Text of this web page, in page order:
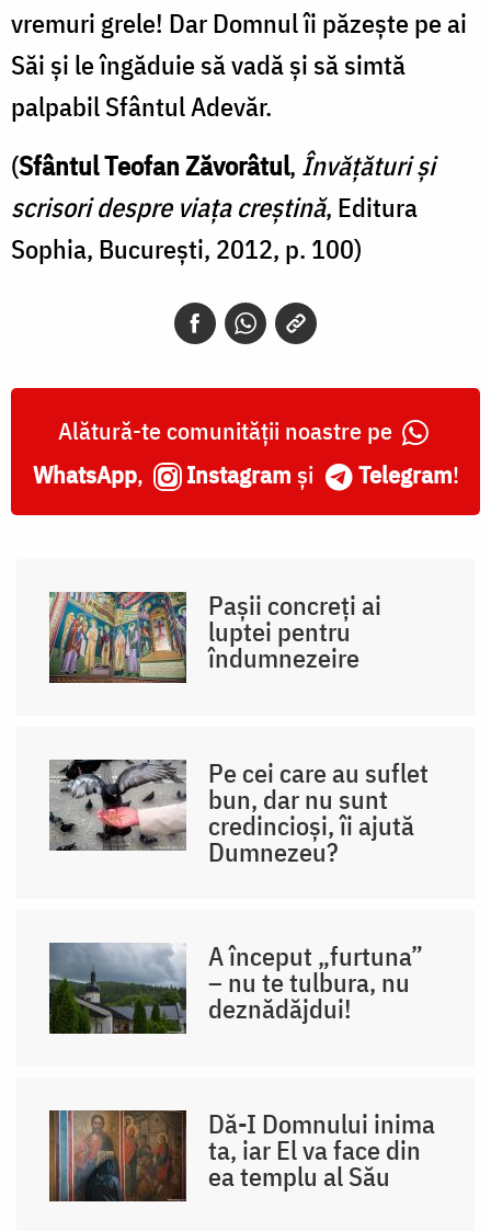
vremuri grele! Dar Domnul îi păzeşte pe ai
Săi şi le îngăduie să vadă şi să simtă
palpabil Sfântul Adevăr.
(Sfântul Teofan Zăvorâtul, Învățături și
scrisori despre viața creștină, Editura
Sophia, București, 2012, p. 100)
Alătură-te comunității noastre pe
WhatsApp, Instagram și Telegram!
Pașii concreți ai
luptei pentru
îndumnezeire
Pe cei care au suflet
bun, dar nu sunt
credincioși, îi ajută
Dumnezeu?
A început „furtuna”
– nu te tulbura, nu
deznădăjdui!
Dă-I Domnului inima
ta, iar El va face din
ea templu al Său